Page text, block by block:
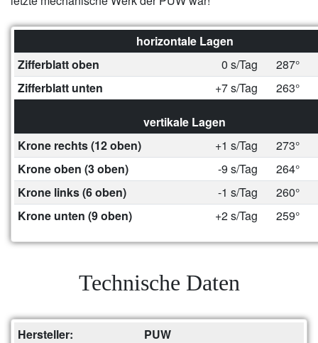
horizontale Lagen
Zifferblatt oben
0 s/Tag
287°
Zifferblatt unten
+7 s/Tag 263°
vertikale Lagen
Krone rechts (12 oben)
+1 s/Tag
273°
Krone oben (3 oben)
-9 s/Tag
264°
Krone links (6 oben)
-1 s/Tag
260°
Krone unten (9 oben)
+2 s/Tag 259°
Technische Daten
Hersteller:
PUW